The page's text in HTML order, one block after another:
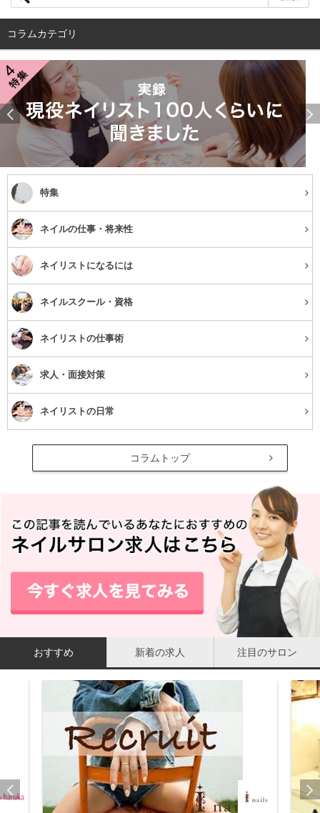
ミルク
乳液状のミルククレンジングも潤いを残してメイクを落と
してくれる、肌に優しいタイプ。
洗浄力はこの中では一番
弱めなので、ナチュラルメイクの人におすすめです。
ローション
コットンに含ませて拭き取る、ローションタイプのクレン
ジング。コットンを使うのでメイク落ちが目で確認できる
のがいいですね。
また、メイクを拭き取る際に、一緒に古い角質も拭き取る
効果のあるタイプもあり、クレンジング後、肌がなめらか
になることも期待できます。
クレンジングシート
す。ローションタイプやシートタイプは拭き取りだけで完
特に夜遅くに帰った時には、すぐにベッドに入りたいけ
ど、メイクを落とさないままでは、肌に悪いので手軽に利
自分の肌に合うクレンジング剤の選び方
コラムカテゴリ
特集
ネイルの仕事・将来性
ネイリストになるには
ネイルスクール・資格
ネイリストの仕事術
求人・面接対策
ネイリストの日常
コラムトップ
おすすめ 新着の求人 注目のサロン